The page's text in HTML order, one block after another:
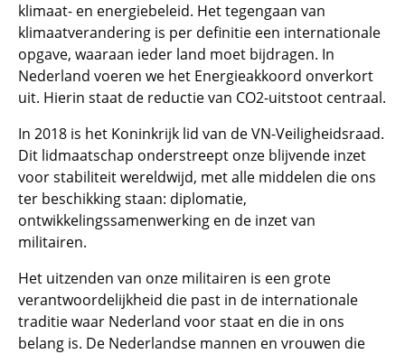
klimaat- en energiebeleid. Het tegengaan van
klimaatverandering is per definitie een internationale
opgave, waaraan ieder land moet bijdragen. In
Nederland voeren we het Energieakkoord onverkort
uit. Hierin staat de reductie van CO2-uitstoot centraal.
In 2018 is het Koninkrijk lid van de VN-Veiligheidsraad.
Dit lidmaatschap onderstreept onze blijvende inzet
voor stabiliteit wereldwijd, met alle middelen die ons
ter beschikking staan: diplomatie,
ontwikkelingssamenwerking en de inzet van
militairen.
Het uitzenden van onze militairen is een grote
verantwoordelijkheid die past in de internationale
traditie waar Nederland voor staat en die in ons
belang is. De Nederlandse mannen en vrouwen die